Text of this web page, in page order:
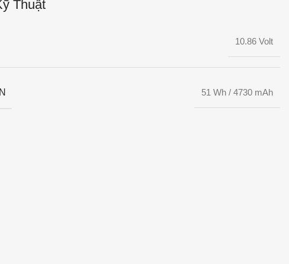
Thuật
10.86 Volt
51 Wh / 4730 mAh